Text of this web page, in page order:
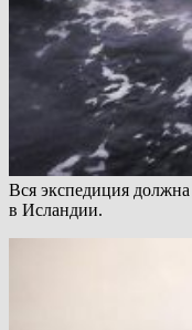
Вся экспедиция должна
в Исландии.